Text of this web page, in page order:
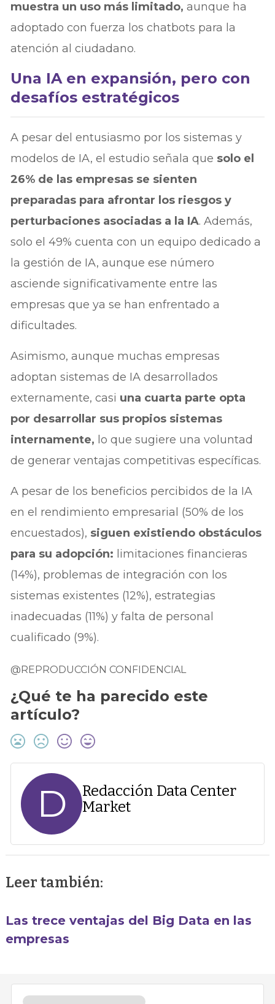
muestra un uso más limitado, aunque ha
adoptado con fuerza los chatbots para la
atención al ciudadano.
Una IA en expansión, pero con
desafíos estratégicos
A pesar del entusiasmo por los sistemas y
modelos de IA, el estudio señala que solo el
26% de las empresas se sienten
preparadas para afrontar los riesgos y
perturbaciones asociadas a la IA. Además,
solo el 49% cuenta con un equipo dedicado a
la gestión de IA, aunque ese número
asciende significativamente entre las
empresas que ya se han enfrentado a
dificultades.
Asimismo, aunque muchas empresas
adoptan sistemas de IA desarrollados
externamente, casi una cuarta parte opta
por desarrollar sus propios sistemas
internamente, lo que sugiere una voluntad
de generar ventajas competitivas específicas.
A pesar de los beneficios percibidos de la IA
en el rendimiento empresarial (50% de los
encuestados), siguen existiendo obstáculos
para su adopción: limitaciones financieras
(14%), problemas de integración con los
sistemas existentes (12%), estrategias
inadecuadas (11%) y falta de personal
cualificado (9%).
@REPRODUCCIÓN CONFIDENCIAL
¿Qué te ha parecido este
artículo?
D
Redacción Data Center
Market
Leer también:
Las trece ventajas del Big Data en las
empresas